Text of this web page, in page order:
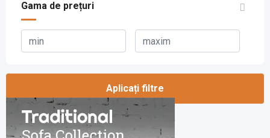
Gama de prețuri
Aplicați filtre